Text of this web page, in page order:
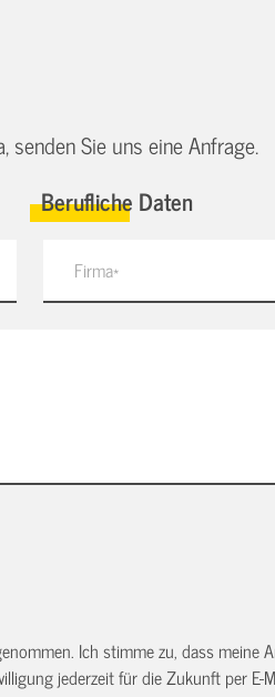
Sie uns eine Anfrage.
Berufliche Daten
Ich stimme zu, dass meine
jederzeit für die Zukunft per E-